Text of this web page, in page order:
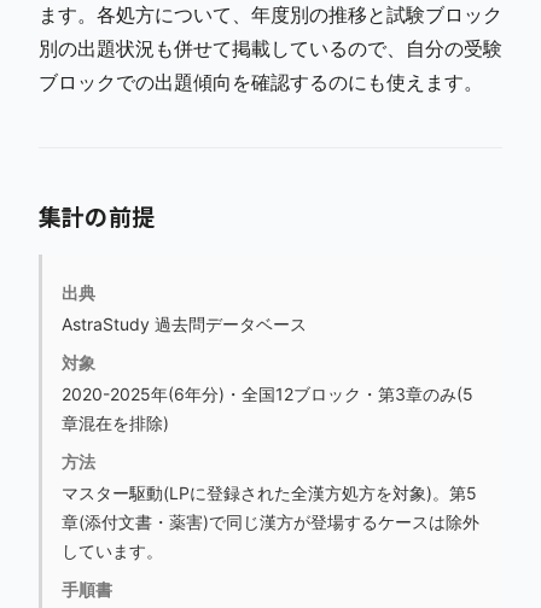
ます。各処方について、年度別の推移と試験ブロック
別の出題状況も併せて掲載しているので、自分の受験
ブロックでの出題傾向を確認するのにも使えます。
集計の前提
出典
AstraStudy 過去問データベース
対象
2020-2025年(6年分)・全国12ブロック・第3章のみ(5
章混在を排除)
方法
マスター駆動(LPに登録された全漢方処方を対象)。第5
章(添付文書・薬害)で同じ漢方が登場するケースは除外
しています。
手順書